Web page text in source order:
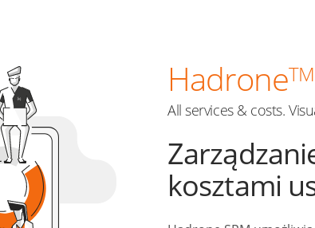
HadroneTM
All services & costs.
kosztami